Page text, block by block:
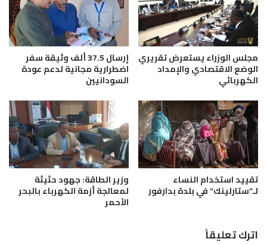
ح
م
د
و
ك
"
و
ا
ل
ب
ر
ه
ا
ن
"
ق
و
س
ط
ا
ل
خ
ط
و
م
مجلس الوزراء يستعرض تقريري
الوضع الاقتصادي والإمداد
الكهربائي
إرسال 37.5 ألف وثيقة سفر
اضطرارية مجانية لدعم عودة
السودانيين
تقييد استخدام النساء
لـ”ستارلينك” في بلدة بدارفور
وزير الطاقة: جهود حثيثة
لمعالجة أزمة الكهرباء بالبحر
الأحمر
اترك تعليقاً